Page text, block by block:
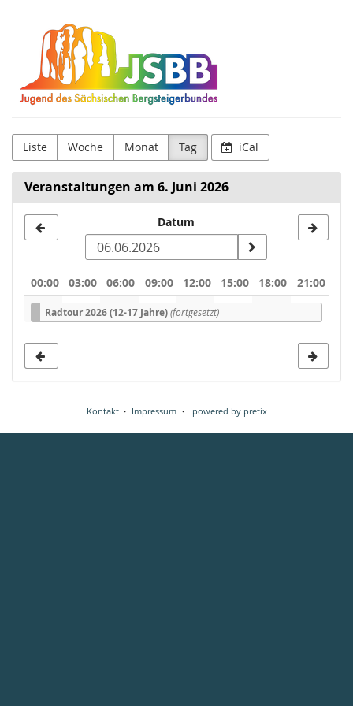
Haupt-
springen
Jugend
des
Sächsischen
Bergsteigerbund
e.
V.
Liste Woche Monat Tag iCal
Veranstaltungen am 6. Juni 2026
zur
auswählen
Datum
00:00 03:00 06:00 09:00 12:00 15:00 18:00 21:00
Radtour 2026 (12-17 Jahre)(fortgesetzt)
Kontakt Impressum powered by pretix